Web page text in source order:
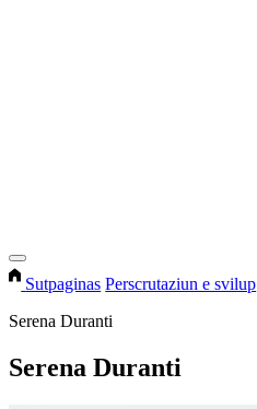
Sutpaginas Perscrutaziun e svilup
Serena Duranti
Serena Duranti